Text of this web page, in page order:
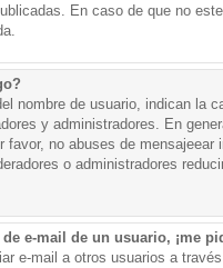
En caso de que no
nombre de usuario, indican la
y administradores. En
favor, no abuses de
o administradores
e-mail de un usuario, ¡me
e-mail a otros usuarios a